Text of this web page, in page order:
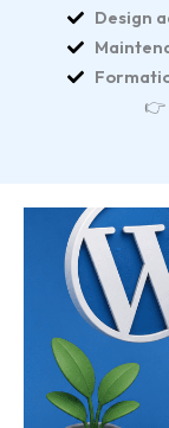
Design
👉